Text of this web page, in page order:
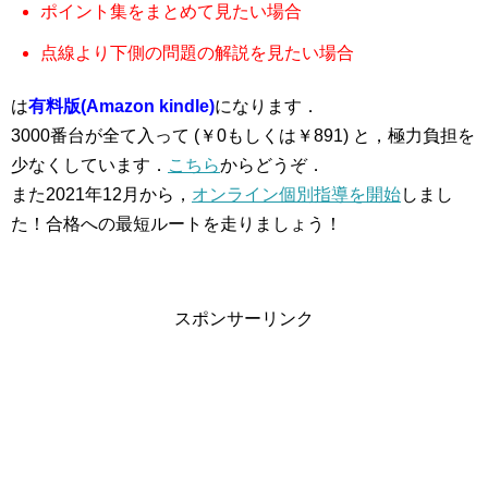
ポイント集をまとめて見たい場合
点線より下側の問題の解説を見たい場合
は有料版(Amazon kindle)になります．
3000番台が全て入って (￥0もしくは￥891) と，極力負担を
少なくしています． こちらからどうぞ．
また2021年12月から， オンライン個別指導を開始しまし
た！合格への最短ルートを走りましょう！
スポンサーリンク